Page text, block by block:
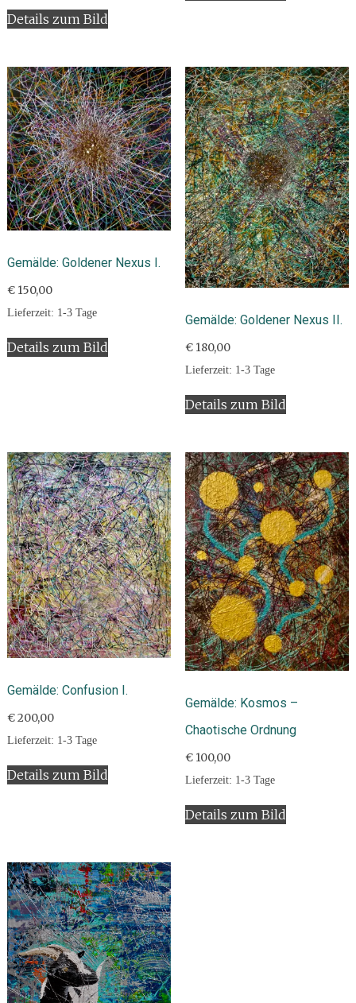
Details zum Bild
Gemälde: Goldener Nexus I.
€150,00
Lieferzeit: 1-3 Tage
Details zum Bild
Gemälde: Goldener Nexus II.
€180,00
Lieferzeit: 1-3 Tage
Details zum Bild
Gemälde: Confusion I.
€200,00
Lieferzeit: 1-3 Tage
Details zum Bild
Gemälde: Kosmos –
Chaotische Ordnung
€100,00
Lieferzeit: 1-3 Tage
Details zum Bild